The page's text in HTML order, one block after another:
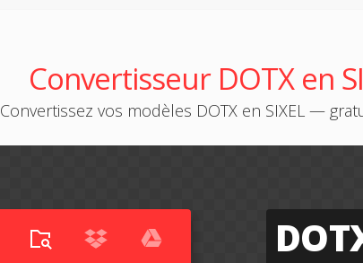
Convertisseur DOTX en
Convertissez vos modèles DOTX en SIXEL —